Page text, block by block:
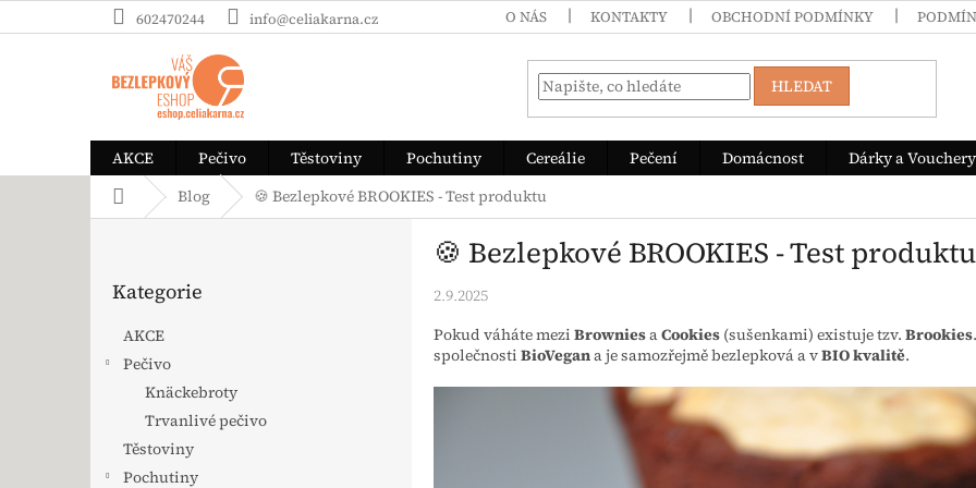
602470244 info@celiakarna.cz O NÁS KONTAKTY OBCHODNÍ PODMÍNKY
HLEDAT
AKCE Pečivo Těstoviny Pochutiny Cereálie Pečení Domácnost Dárky a Vouchery
Domů Blog 🍪 Bezlepkové BROOKIES - Test produktu
Kategorie
AKCE
Pečivo
Knäckebroty
Trvanlivé pečivo
Těstoviny
Pochutiny
🍪 Bezlepkové BROOKIES - Test produktu
2.9.2025
Pokud váháte mezi BrowniesaCookies (sušenkami) existuje tzv. Brookies
společnosti BioVegana je samozřejmě bezlepková a vBIO kvalitě.